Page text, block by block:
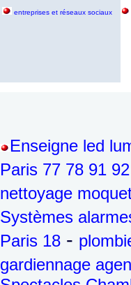
entreprises et réseaux sociaux
Enseigne led
Paris 77 78 91
nettoyage
Systèmes
Paris 18 -
gardiennage